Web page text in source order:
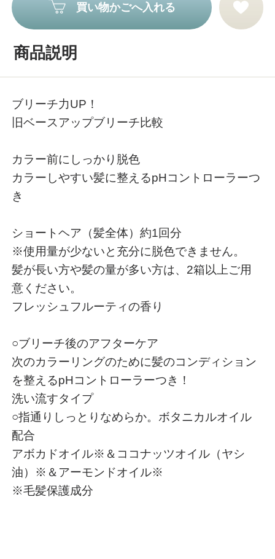
買い物かごへ入れる
商品説明
ブリーチ力UP！
旧ベースアップブリーチ比較
カラー前にしっかり脱色
カラーしやすい髪に整えるpHコントローラーつ
き
ショートヘア（髪全体）約1回分
※使用量が少ないと充分に脱色できません。
髪が長い方や髪の量が多い方は、2箱以上ご用
意ください。
フレッシュフルーティの香り
○ブリーチ後のアフターケア
次のカラーリングのために髪のコンディション
を整えるpHコントローラーつき！
洗い流すタイプ
○指通りしっとりなめらか。ボタニカルオイル
配合
アボカドオイル※＆ココナッツオイル（ヤシ
油）※＆アーモンドオイル※
※毛髪保護成分